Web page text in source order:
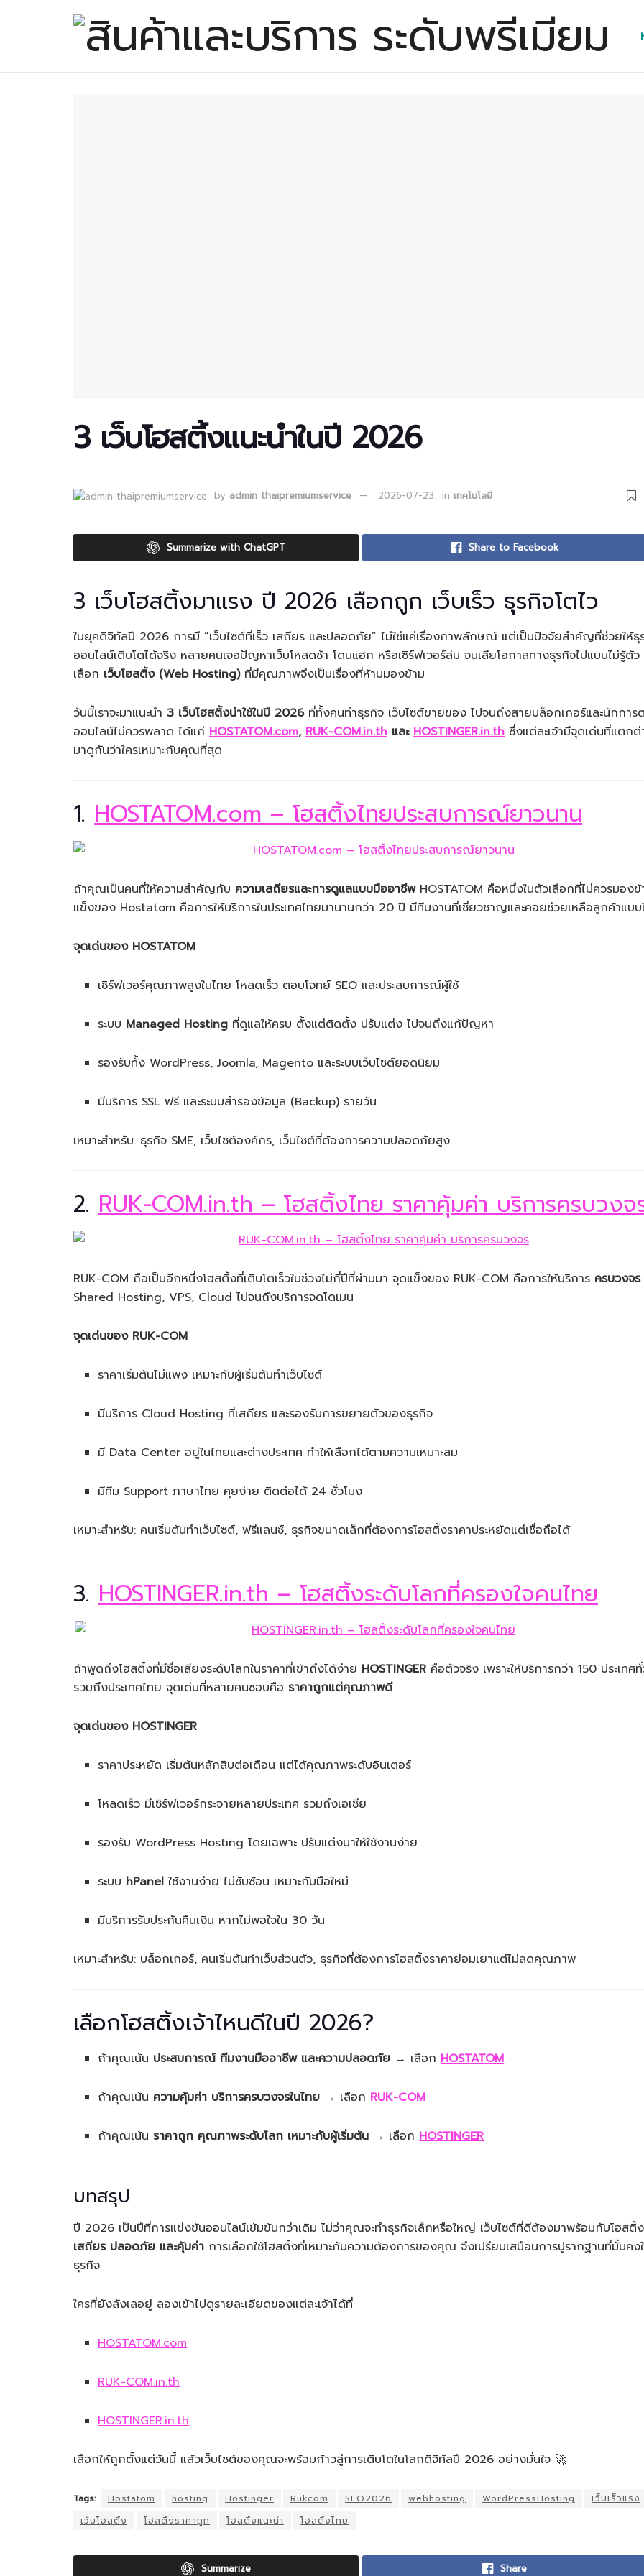
3 เว็บโฮสติ้งแนะนำในปี 2026
by admin thaipremiumservice 2026-07-23 in เทคโนโลยี
Summarize with ChatGPT Share to Facebook
3 เว็บโฮสติ้งมาแรง ปี 2026 เลือกถูก เว็บเร็ว ธุรกิจโตไว
ในยุคดิจิทัลปี 2026 การมี “เว็บไซต์ที่เร็ว เสถียร และปลอดภัย” ไม่ใช่แค่เรื่องภาพลักษณ์ แต่เป็นปัจจัยสำคัญที่ช่วยให้ธุ
ออนไลน์เติบโตได้จริง หลายคนเจอปัญหาเว็บโหลดช้า โดนแฮก หรือเซิร์ฟเวอร์ล่ม จนเสียโอกาสทางธุรกิจไปแบบไม่รู้ตัว
เลือก เว็บโฮสติ้ง (Web Hosting)ที่มีคุณภาพจึงเป็นเรื่องที่ห้ามมองข้าม
วันนี้เราจะมาแนะนำ 3 เว็บโฮสติ้งน่าใช้ในปี 2026ที่ทั้งคนทำธุรกิจ เว็บไซต์ขายของ ไปจนถึงสายบล็อกเกอร์และนักการ
ออนไลน์ไม่ควรพลาด ได้แก่ HOSTATOM.com, RUK-COM.in.th และ HOSTINGER.in.th ซึ่งแต่ละเจ้ามีจุดเด่นที่แตก
มาดูกันว่าใครเหมาะกับคุณที่สุด
1. HOSTATOM.com – โฮสติ้งไทยประสบการณ์ยาวนาน
ถ้าคุณเป็นคนที่ให้ความสำคัญกับ ความเสถียรและการดูแลแบบมืออาชีพHOSTATOM คือหนึ่งในตัวเลือกที่ไม่ควรมอง
แข็งของ Hostatom คือการให้บริการในประเทศไทยมานานกว่า 20 ปี มีทีมงานที่เชี่ยวชาญและคอยช่วยเหลือลูกค้าแบ
จุดเด่นของ HOSTATOM
เซิร์ฟเวอร์คุณภาพสูงในไทย โหลดเร็ว ตอบโจทย์ SEO และประสบการณ์ผู้ใช้
ระบบ Managed Hosting ที่ดูแลให้ครบ ตั้งแต่ติดตั้ง ปรับแต่ง ไปจนถึงแก้ปัญหา
รองรับทั้ง WordPress, Joomla, Magento และระบบเว็บไซต์ยอดนิยม
มีบริการ SSL ฟรี และระบบสำรองข้อมูล (Backup) รายวัน
เหมาะสำหรับ: ธุรกิจ SME, เว็บไซต์องค์กร, เว็บไซต์ที่ต้องการความปลอดภัยสูง
2. RUK-COM.in.th – โฮสติ้งไทย ราคาคุ้มค่า บริการครบวงจ
RUK-COM ถือเป็นอีกหนึ่งโฮสติ้งที่เติบโตเร็วในช่วงไม่กี่ปีที่ผ่านมา จุดแข็งของ RUK-COM คือการให้บริการ ครบวงจร
Shared Hosting, VPS, Cloud ไปจนถึงบริการจดโดเมน
จุดเด่นของ RUK-COM
ราคาเริ่มต้นไม่แพง เหมาะกับผู้เริ่มต้นทำเว็บไซต์
มีบริการ Cloud Hosting ที่เสถียร และรองรับการขยายตัวของธุรกิจ
มี Data Center อยู่ในไทยและต่างประเทศ ทำให้เลือกได้ตามความเหมาะสม
มีทีม Support ภาษาไทย คุยง่าย ติดต่อได้ 24 ชั่วโมง
เหมาะสำหรับ: คนเริ่มต้นทำเว็บไซต์, ฟรีแลนซ์, ธุรกิจขนาดเล็กที่ต้องการโฮสติ้งราคาประหยัดแต่เชื่อถือได้
3. HOSTINGER.in.th – โฮสติ้งระดับโลกที่ครองใจคนไทย
ถ้าพูดถึงโฮสติ้งที่มีชื่อเสียงระดับโลกในราคาที่เข้าถึงได้ง่าย HOSTINGER คือตัวจริง เพราะให้บริการกว่า 150 ประเทศ
รวมถึงประเทศไทย จุดเด่นที่หลายคนชอบคือ ราคาถูกแต่คุณภาพดี
จุดเด่นของ HOSTINGER
ราคาประหยัด เริ่มต้นหลักสิบต่อเดือน แต่ได้คุณภาพระดับอินเตอร์
โหลดเร็ว มีเซิร์ฟเวอร์กระจายหลายประเทศ รวมถึงเอเชีย
รองรับ WordPress Hosting โดยเฉพาะ ปรับแต่งมาให้ใช้งานง่าย
ระบบ hPanel ใช้งานง่าย ไม่ซับซ้อน เหมาะกับมือใหม่
มีบริการรับประกันคืนเงิน หากไม่พอใจใน 30 วัน
เหมาะสำหรับ: บล็อกเกอร์, คนเริ่มต้นทำเว็บส่วนตัว, ธุรกิจที่ต้องการโฮสติ้งราคาย่อมเยาแต่ไม่ลดคุณภาพ
เลือกโฮสติ้งเจ้าไหนดีในปี 2026?
ถ้าคุณเน้น ประสบการณ์ ทีมงานมืออาชีพ และความปลอดภัย → เลือกHOSTATOM
ถ้าคุณเน้น ความคุ้มค่า บริการครบวงจรในไทย → เลือกRUK-COM
ถ้าคุณเน้น ราคาถูก คุณภาพระดับโลก เหมาะกับผู้เริ่มต้น → เลือกHOSTINGER
บทสรุป
ปี 2026 เป็นปีที่การแข่งขันออนไลน์เข้มข้นกว่าเดิม ไม่ว่าคุณจะทำธุรกิจเล็กหรือใหญ่ เว็บไซต์ที่ดีต้องมาพร้อมกับโฮสติ้
เสถียร ปลอดภัย และคุ้มค่า การเลือกใช้โฮสติ้งที่เหมาะกับความต้องการของคุณ จึงเปรียบเสมือนการปูรากฐานที่มั่นคง
ธุรกิจ
ใครที่ยังลังเลอยู่ ลองเข้าไปดูรายละเอียดของแต่ละเจ้าได้ที่
HOSTATOM.com
RUK-COM.in.th
HOSTINGER.in.th
เลือกให้ถูกตั้งแต่วันนี้ แล้วเว็บไซต์ของคุณจะพร้อมก้าวสู่การเติบโตในโลกดิจิทัลปี 2026 อย่างมั่นใจ 🚀
Tags: Hostatom hosting Hostinger Rukcom SEO2026 webhosting WordPressHosting
เว็บเร็วแรง
เว็บโฮสติ้ง
โฮสติ้งราคาถูก โฮสติ้งแนะนำ โฮสติ้งไทย
Summarize Share